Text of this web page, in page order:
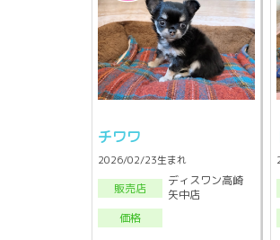
チワワ
2026/02/23生まれ
販売店
ディスワン高崎
矢中店
価格